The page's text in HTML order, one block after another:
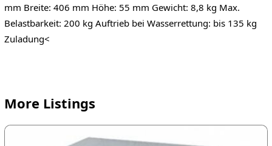
mm Breite: 406 mm Höhe: 55 mm Gewicht: 8,8 kg Max.
Belastbarkeit: 200 kg Auftrieb bei Wasserrettung: bis 135 kg
Zuladung<
More Listings